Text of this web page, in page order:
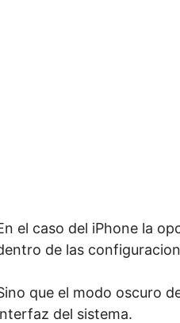
el caso del iPhone la
de las
que el modo oscuro
del sistema.